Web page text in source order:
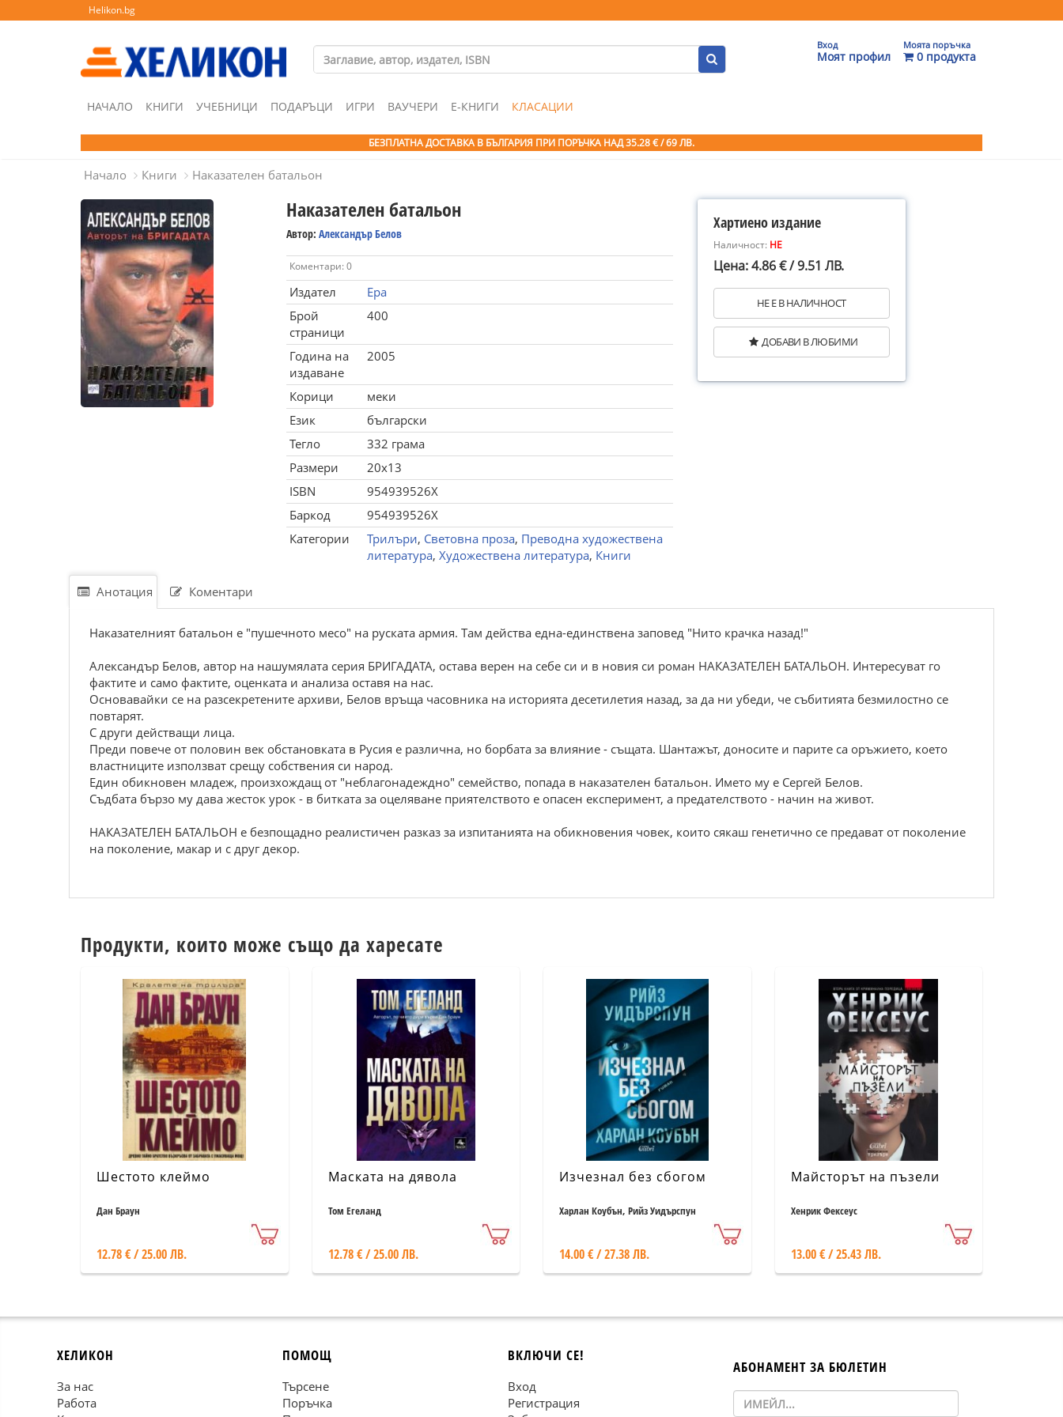
Helikon.bg
Вход
Моят профил
Моята поръчка
0 продукта
НАЧАЛО КНИГИ УЧЕБНИЦИ ПОДАРЪЦИ ИГРИ ВАУЧЕРИ Е-КНИГИ КЛАСАЦИИ
БЕЗПЛАТНА ДОСТАВКА В БЪЛГАРИЯ ПРИ ПОРЪЧКА НАД 35.28 € / 69 ЛВ.
Начало Книги Наказателен батальон
Наказателен батальон
Автор: Александър Белов
Коментари: 0
Издател
Ера
Брой
страници
400
Година на
издаване
2005
Корици
меки
Език
български
Тегло
332 грама
Размери
20x13
ISBN
954939526X
Баркод
954939526X
Категории
Трилъри, Световна проза, Преводна художествена
литература, Художествена литература, Книги
Хартиено издание
Наличност: НЕ
Цена: 4.86 € / 9.51 ЛВ.
НЕ Е В НАЛИЧНОСТ
ДОБАВИ В ЛЮБИМИ
Анотация Коментари
Наказателният батальон е "пушечното месо" на руската армия. Там действа една-единствена заповед "Нито крачка назад!"
Александър Белов, автор на нашумялата серия БРИГАДАТА, остава верен на себе си и в новия си роман НАКАЗАТЕЛЕН БАТАЛЬОН. Интересуват го
фактите и само фактите, оценката и анализа оставя на нас.
Основавайки се на разсекретените архиви, Белов връща часовника на историята десетилетия назад, за да ни убеди, че събитията безмилостно се
повтарят.
С други действащи лица.
Преди повече от половин век обстановката в Русия е различна, но борбата за влияние - същата. Шантажът, доносите и парите са оръжието, което
властниците използват срещу собствения си народ.
Един обикновен младеж, произхождащ от "неблагонадеждно" семейство, попада в наказателен батальон. Името му е Сергей Белов.
Съдбата бързо му дава жесток урок - в битката за оцеляване приятелството е опасен експеримент, а предателството - начин на живот.
НАКАЗАТЕЛЕН БАТАЛЬОН е безпощадно реалистичен разказ за изпитанията на обикновения човек, които сякаш генетично се предават от поколение
на поколение, макар и с друг декор.
Продукти, които може също да харесате
Шестото клеймо
Дан Браун
12.78 € / 25.00 ЛВ.
Маската на дявола
Том Егеланд
12.78 € / 25.00 ЛВ.
Изчезнал без сбогом
Харлан Коубън, Рийз Уидърспун
14.00 € / 27.38 ЛВ.
Майсторът на пъзели
Хенрик Фексеус
13.00 € / 25.43 ЛВ.
ХЕЛИКОН
За нас
Работа
ПОМОЩ
Търсене
Поръчка
ВКЛЮЧИ СЕ!
Вход
Регистрация
АБОНАМЕНТ ЗА БЮЛЕТИН